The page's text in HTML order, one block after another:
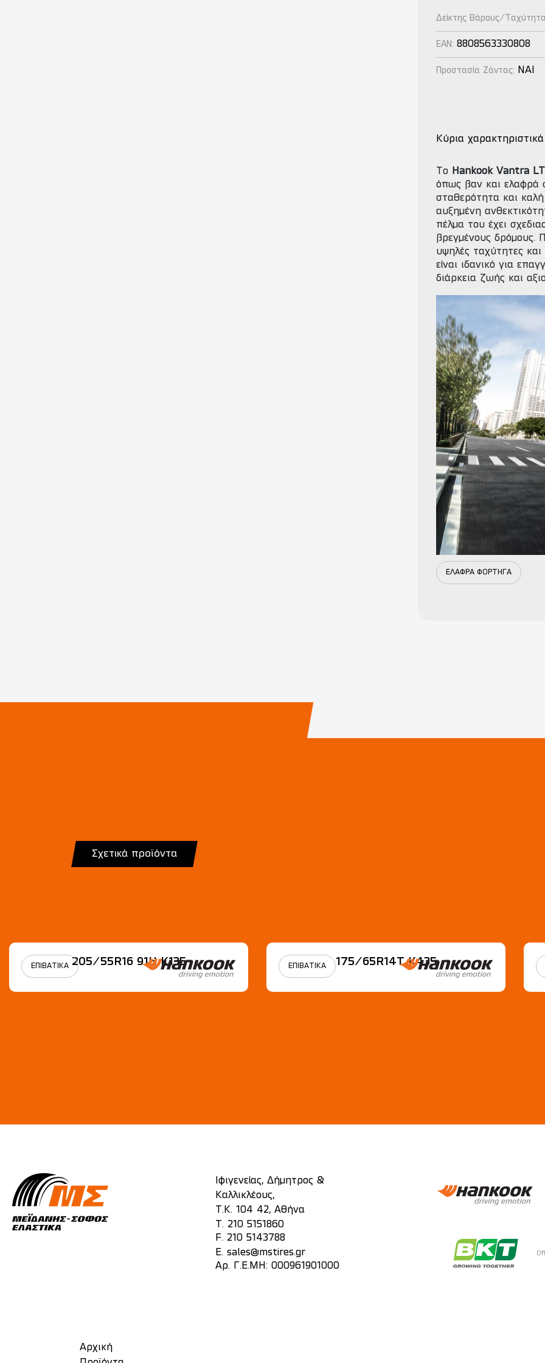
Δείκτης Βάρους/
EAN: 8808563330808
Προστασία Ζάντας: NAI
Κύρια χαρακτηριστικά
Το Hankook Vantra LT
όπως βαν και ελαφρά
σταθερότητα και
αυξημένη
πέλμα του έχει
βρεγμένους δρόμους.
υψηλές ταχύτητες και
είναι ιδανικό για
διάρκεια ζωής και
ΕΛΑΦΡΑ ΦΟΡΤΗΓΑ
Σχετικά προϊόντα
ΕΠΙΒΑΤΙΚΑ 205/55R16 91H Κ135 ΕΠΙΒΑΤΙΚΑ 175/65R14Τ Κ435
Ιφιγενείας, Δήμητρος &
Καλλικλέους,
Τ.Κ. 104 42, Αθήνα
T. 210 5151860
F. 210 5143788
E. sales@mstires.gr
Αρ. Γ.Ε.ΜΗ: 000961901000
Αρχική